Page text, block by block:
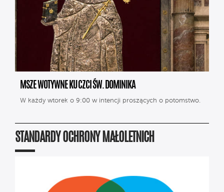
MSZE WOTYWNE KU CZCI ŚW. DOMINIKA
W każdy wtorek o 9:00 w intencji proszących o potomstwo.
STANDARDY OCHRONY MAŁOLETNICH